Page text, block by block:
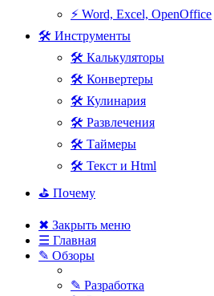
⚡ Word, Excel, OpenOffice
🛠 Инструменты
🛠 Калькуляторы
🛠 Конвертеры
🛠 Кулинария
🛠 Развлечения
🛠 Таймеры
🛠 Текст и Html
⛳ Почему
✖ Закрыть меню
☰ Главная
✎ Обзоры
✎ Разработка